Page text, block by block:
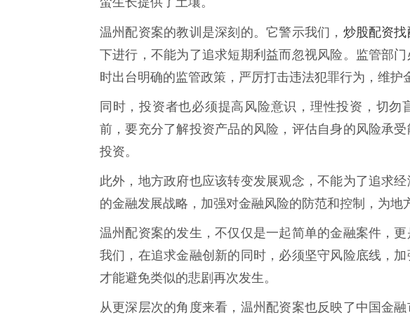
温州配资案的教训是深刻的。它警示我们， 炒股配资
下进行，不能为了追求短期利益而忽视风险。监管部
时出台明确的监管政策，严厉打击违法犯罪行为，维护
同时，投资者也必须提高风险意识，理性投资，切勿
前，要充分了解投资产品的风险，评估自身的风险承
投资。
此外，地方政府也应该转变发展观念，不能为了追求
的金融发展战略，加强对金融风险的防范和控制，为地
温州配资案的发生，不仅仅是一起简单的金融案件，
我们，在追求金融创新的同时，必须坚守风险底线，加
才能避免类似的悲剧再次发生。
从更深层次的角度来看，温州配资案也反映了中国金